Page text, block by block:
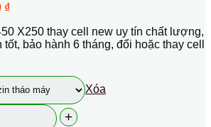
₫Khoảng
từ
270.000 ₫
X250 thay cell new uy tín chất lượng,
bảo hành 6 tháng, đổi hoặc thay cell
Xóa